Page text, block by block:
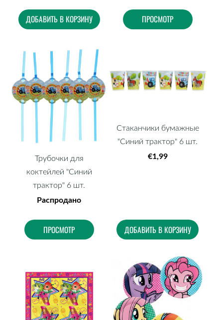
ДОБАВИТЬ В КОРЗИНУ ПРОСМОТР
Трубочки для
коктейлей "Синий
трактор" 6 шт.
Распродано
ПРОСМОТР
Стаканчики бумажные
"Синий трактор" 6 шт.
€1,99
ДОБАВИТЬ В КОРЗИНУ